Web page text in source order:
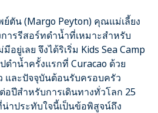
ย์ตัน (Margo Peyton) คุณแม่เลี้ยง
ารรีสอร์ทดำน้ำที่เหมาะสำหรับ
ยู่เลย จึงได้ริเริ่ม Kids Sea Camp
ำน้ำครั้งแรกที่ Curacao ด้วย
และปัจจุบันต้อนรับครอบครัว
อปีสำหรับการเดินทางทั่วโลก 25
าประทับใจนี้เป็นข้อพิสูจน์ถึง